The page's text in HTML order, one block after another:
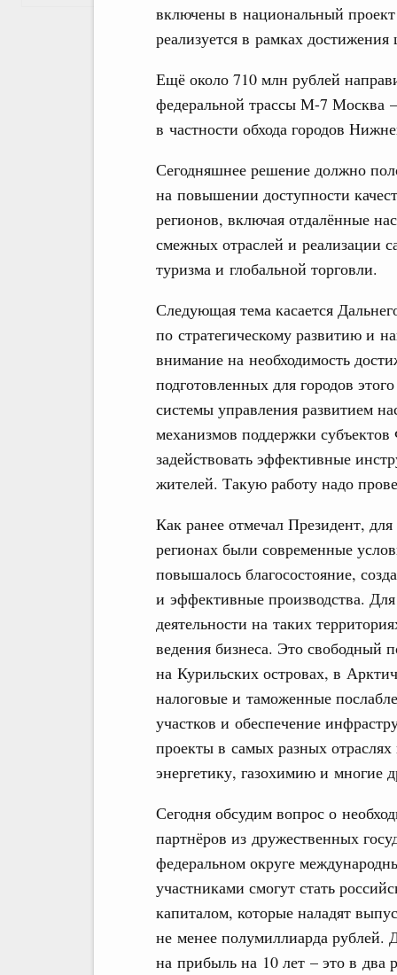
включены в национальный
реализуется в рамках
Ещё около 710 млн рублей
федеральной трассы М-7
в частности обхода городов
Сегодняшнее решение должно
на повышении доступности
регионов, включая отдалённые
смежных отраслей и реализации
туризма и глобальной торговли.
Следующая тема касается
по стратегическому развитию и
внимание на необходимость
подготовленных для городов
системы управления развитием
механизмов поддержки
задействовать эффективные
жителей. Такую работу надо
Как ранее отмечал Президент,
регионах были современные
повышалось благосостояние,
и эффективные производства.
деятельности на таких
ведения бизнеса. Это свободный
на Курильских островах, в
налоговые и таможенные
участков и обеспечение
проекты в самых разных
энергетику, газохимию и многие
Сегодня обсудим вопрос о
партнёров из дружественных
федеральном округе
участниками смогут стать
капиталом, которые наладят
не менее полумиллиарда рублей.
на прибыль на 10 лет – это в два